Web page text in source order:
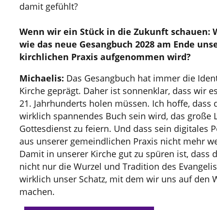
damit gefühlt?
Wenn wir ein Stück in die Zukunft schauen:
wie das neue Gesangbuch 2028 am Ende
kirchlichen Praxis aufgenommen wird?
Michaelis: Das Gesangbuch hat immer die
Kirche geprägt. Daher ist sonnenklar, dass wir
21. Jahrhunderts holen müssen. Ich hoffe, dass
wirklich spannendes Buch sein wird, das große
Gottesdienst zu feiern. Und dass sein digitales
aus unserer gemeindlichen Praxis nicht mehr
Damit in unserer Kirche gut zu spüren ist, dass
nicht nur die Wurzel und Tradition des
wirklich unser Schatz, mit dem wir uns auf den
machen.